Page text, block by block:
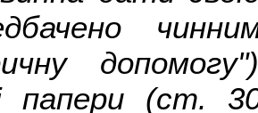
папери (ст.